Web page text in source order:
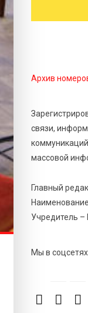
Золотой
7 Авг
в
7 Авг
7 Авг
От
Архив
связи,
массовой
Главный
Учредитель
Мы в